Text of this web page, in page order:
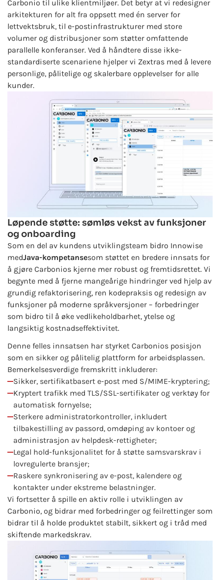
Carbonio til ulike klientmiljøer. Det betyr at vi redesigner
arkitekturen for alt fra oppsett med én server for
lettvektsbruk, til e-postinfrastrukturer med store
volumer og distribusjoner som støtter omfattende
parallelle konferanser. Ved å håndtere disse ikke-
standardiserte scenariene hjelper vi Zextras med å levere
personlige, pålitelige og skalerbare opplevelser for alle
kunder.
Løpende støtte: sømløs vekst av funksjoner
og onboarding
Som en del av kundens utviklingsteam bidro Innowise
medJava-kompetansesom støttet en bredere innsats for
å gjøre Carbonios kjerne mer robust og fremtidsrettet. Vi
begynte med å fjerne mangeårige hindringer ved hjelp av
grundig refaktorisering, ren kodepraksis og redesign av
funksjoner på moderne språkversjoner – forbedringer
som bidro til å øke vedlikeholdbarhet, ytelse og
langsiktig kostnadseffektivitet.
Denne felles innsatsen har styrket Carbonios posisjon
som en sikker og pålitelig plattform for arbeidsplassen.
Bemerkelsesverdige fremskritt inkluderer:
Sikker, sertifikatbasert e-post med S/MIME-kryptering;
Kryptert trafikk med TLS/SSL-sertifikater og verktøy for
automatisk fornyelse;
Sterkere administratorkontroller, inkludert
tilbakestilling av passord, omdøping av kontoer og
administrasjon av helpdesk-rettigheter;
Legal hold-funksjonalitet for å støtte samsvarskrav i
lovregulerte bransjer;
Raskere synkronisering av e-post, kalendere og
kontakter under ekstreme belastninger.
Vi fortsetter å spille en aktiv rolle i utviklingen av
Carbonio, og bidrar med forbedringer og feilrettinger som
bidrar til å holde produktet stabilt, sikkert og i tråd med
skiftende markedskrav.